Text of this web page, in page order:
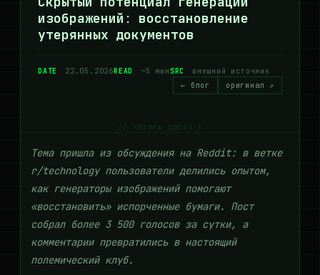
изображений: восстановление
утерянных документов
DATE 22.05.2026READ ~5 минSRC
внешний источник
← блог
оригинал ↗
// читать далее ↓
Тема пришла из обсуждения на Reddit: в ветке
r/technology пользователи делились опытом,
как генераторы изображений помогают
«восстановить» испорченные бумаги. Пост
собрал более 3 500 голосов за сутки, а
комментарии превратились в настоящий
полемический клуб.